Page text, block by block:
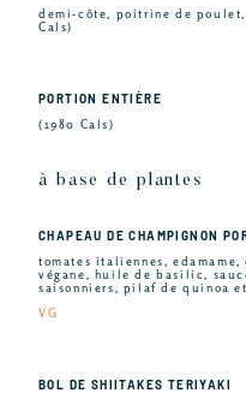
demi-côte, poitrine de poulet,
Cals)
PORTION ENTIÈRE
(1980 Cals)
à base de plantes
CHAPEAU DE CHAMPIGNON
tomates italiennes,
végane, huile de basilic,
saisonniers, pilaf de quinoa
VG
BOL DE SHIITAKES TERIYAKI